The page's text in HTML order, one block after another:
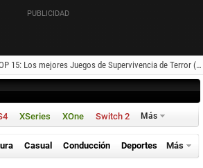
15: Los mejores Juegos de Supervivencia de Terror (PS2)
XSeries XOne Switch 2 Más
Casual Conducción Deportes Más